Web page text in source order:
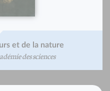
et de la nature
des sciences